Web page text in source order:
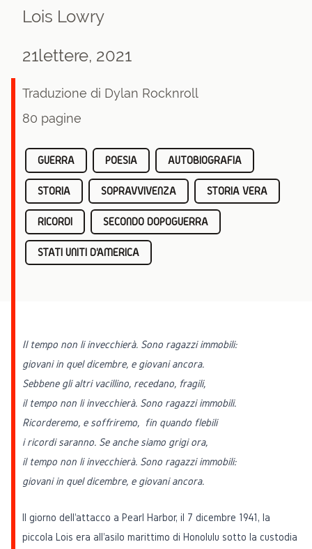
Lois Lowry
21lettere, 2021
Traduzione di Dylan Rocknroll
80 pagine
GUERRA POESIA AUTOBIOGRAFIA
STORIA SOPRAVVIVENZA STORIA VERA
RICORDI SECONDO DOPOGUERRA
STATI UNITI D'AMERICA
Il tempo non li invecchierà. Sono ragazzi immobili:
giovani in quel dicembre, e giovani ancora.
Sebbene gli altri vacillino, recedano, fragili,
il tempo non li invecchierà. Sono ragazzi immobili.
Ricorderemo, e soffriremo, fin quando flebili
i ricordi saranno. Se anche siamo grigi ora,
il tempo non li invecchierà. Sono ragazzi immobili:
giovani in quel dicembre, e giovani ancora.
Il giorno dell'attacco a Pearl Harbor, il 7 dicembre 1941, la
piccola Lois era all'asilo marittimo di Honolulu sotto la custodia